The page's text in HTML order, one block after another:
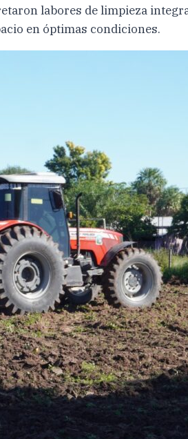
labores de limpieza
en óptimas condiciones.